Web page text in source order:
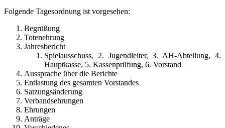
Folgende Tagesordnung ist vorgesehen:
Begrüßung
Totenehrung
Jahresbericht
Spielausschuss, 2. Jugendleiter, 3. AH-Abteilung, 4.
Hauptkasse, 5. Kassenprüfung, 6. Vorstand
Aussprache über die Berichte
Entlastung des gesamten Vorstandes
Satzungsänderung
Verbandsehrungen
Ehrungen
Anträge